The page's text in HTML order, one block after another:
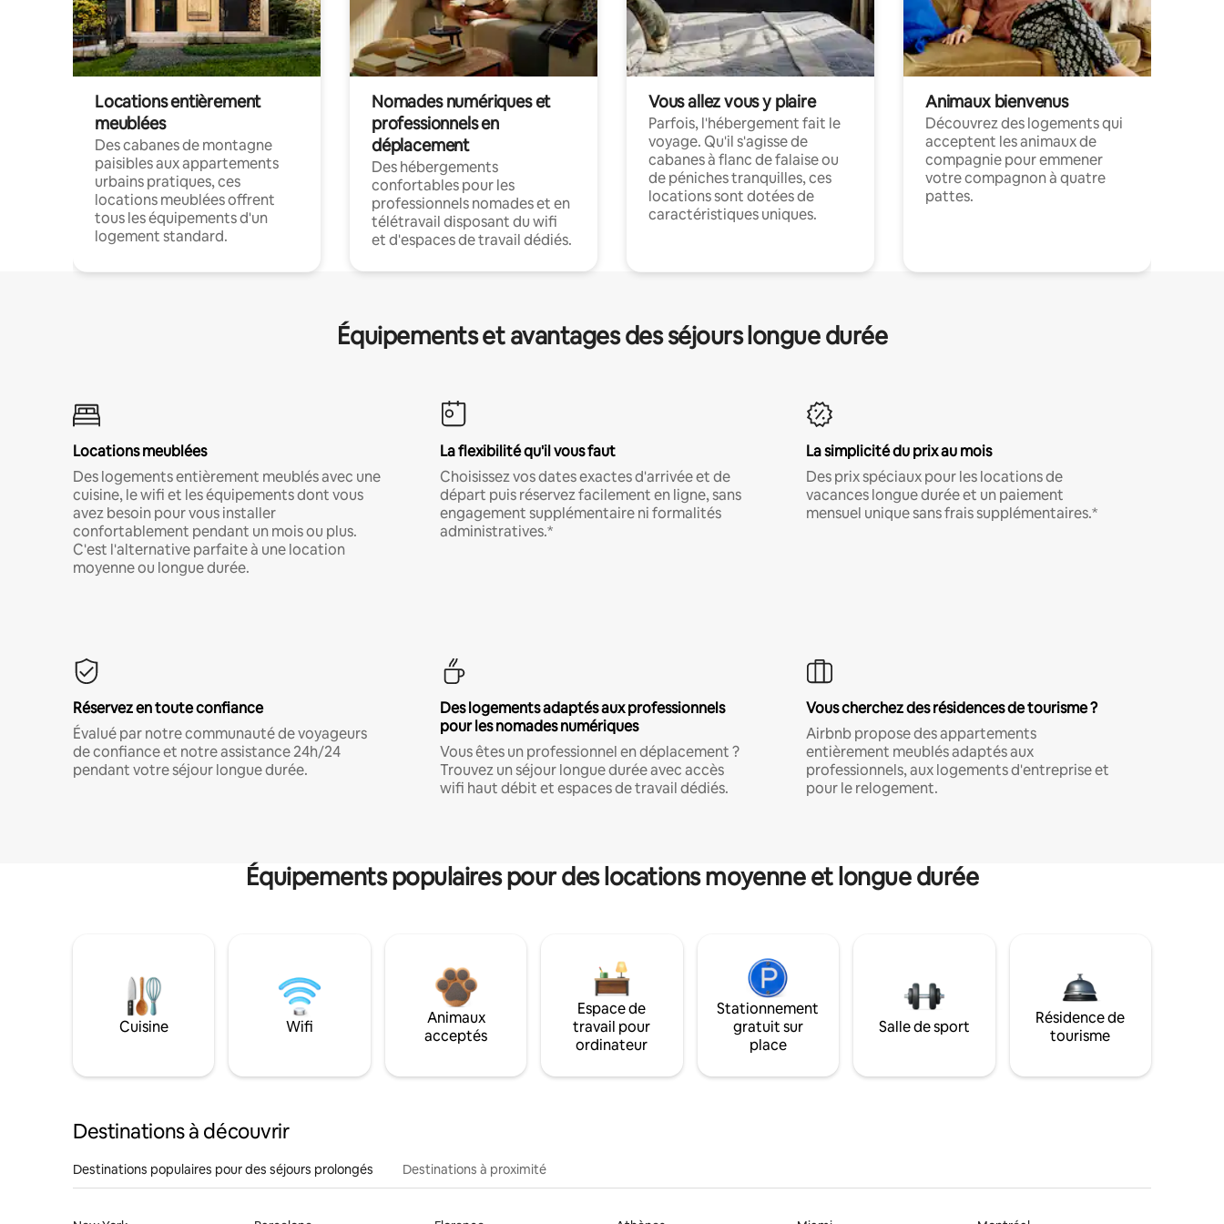
Locations entièrement
meublées
Des cabanes de montagne
paisibles aux appartements
urbains pratiques, ces
locations meublées offrent
tous les équipements d'un
logement standard.
Nomades numériques et
professionnels en
déplacement
Des hébergements
confortables pour les
professionnels nomades et en
télétravail disposant du wifi
et d'espaces de travail dédiés.
Vous allez vous y plaire
Parfois, l'hébergement fait le
voyage. Qu'il s'agisse de
cabanes à flanc de falaise ou
de péniches tranquilles, ces
locations sont dotées de
caractéristiques uniques.
Animaux bienvenus
Découvrez des logements qui
acceptent les animaux de
compagnie pour emmener
votre compagnon à quatre
pattes.
Équipements et avantages des séjours longue durée
Locations meublées
Des logements entièrement meublés avec une
cuisine, le wifi et les équipements dont vous
avez besoin pour vous installer
confortablement pendant un mois ou plus.
C'est l'alternative parfaite à une location
moyenne ou longue durée.
La flexibilité qu'il vous faut
Choisissez vos dates exactes d'arrivée et de
départ puis réservez facilement en ligne, sans
engagement supplémentaire ni formalités
administratives.*
La simplicité du prix au mois
Des prix spéciaux pour les locations de
vacances longue durée et un paiement
mensuel unique sans frais supplémentaires.*
Réservez en toute confiance
Évalué par notre communauté de voyageurs
de confiance et notre assistance 24h/24
pendant votre séjour longue durée.
Des logements adaptés aux professionnels
pour les nomades numériques
Vous êtes un professionnel en déplacement ?
Trouvez un séjour longue durée avec accès
wifi haut débit et espaces de travail dédiés.
Vous cherchez des résidences de tourisme ?
Airbnb propose des appartements
entièrement meublés adaptés aux
professionnels, aux logements d'entreprise et
pour le relogement.
Équipements populaires pour des locations moyenne et longue durée
Cuisine Wifi
Animaux
acceptés
Espace de
travail pour
ordinateur
Stationnement
gratuit sur
place
Salle de sport
Résidence de
tourisme
Destinations à découvrir
Destinations populaires pour des séjours prolongés Destinations à proximité